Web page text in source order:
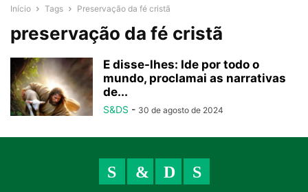
Início Tags Preservação da fé cristã
preservação da fé cristã
E disse-lhes: Ide por todo o
mundo, proclamai as narrativas
de...
S&DS - 30 de agosto de 2024